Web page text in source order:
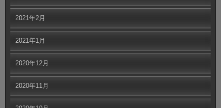
2021年2月
2021年1月
2020年12月
2020年11月